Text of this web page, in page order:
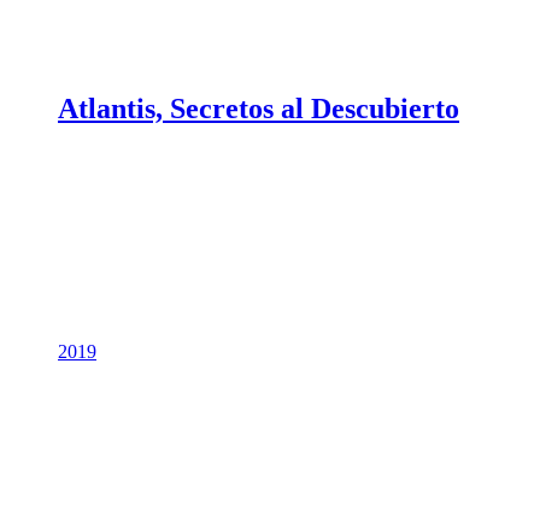
Atlantis, Secretos al Descubierto
2019